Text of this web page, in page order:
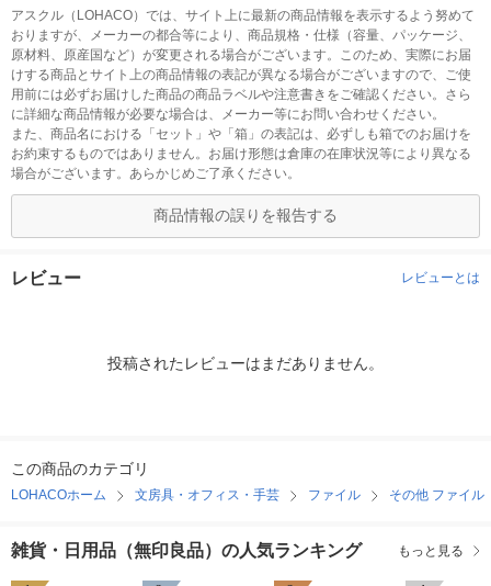
アスクル（LOHACO）では、サイト上に最新の商品情報を表示するよう努めて
おりますが、メーカーの都合等により、商品規格・仕様（容量、パッケージ、
原材料、原産国など）が変更される場合がございます。このため、実際にお届
けする商品とサイト上の商品情報の表記が異なる場合がございますので、ご使
用前には必ずお届けした商品の商品ラベルや注意書きをご確認ください。さら
に詳細な商品情報が必要な場合は、メーカー等にお問い合わせください。
また、商品名における「セット」や「箱」の表記は、必ずしも箱でのお届けを
お約束するものではありません。お届け形態は倉庫の在庫状況等により異なる
場合がございます。あらかじめご了承ください。
商品情報の誤りを報告する
レビュー レビューとは
投稿されたレビューはまだありません。
この商品のカテゴリ
LOHACOホーム 文房具・オフィス・手芸 ファイル その他 ファイル
雑貨・日用品（無印良品）の人気ランキング もっと見る